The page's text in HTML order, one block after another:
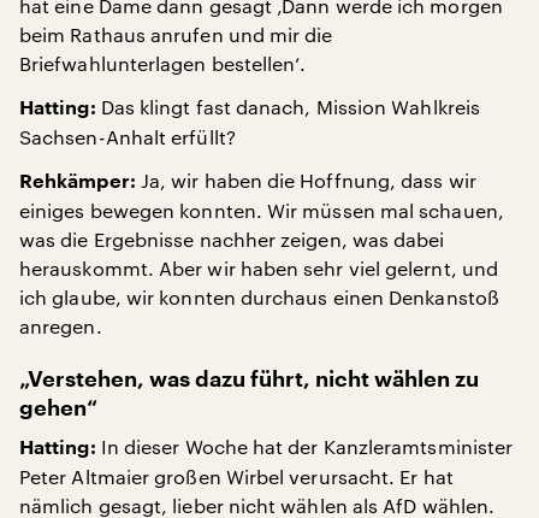
hat eine Dame dann gesagt ‚Dann werde ich morgen
beim Rathaus anrufen und mir die
Briefwahlunterlagen bestellen‘.
Hatting: Das klingt fast danach, Mission Wahlkreis
Sachsen-Anhalt erfüllt?
Rehkämper: Ja, wir haben die Hoffnung, dass wir
einiges bewegen konnten. Wir müssen mal schauen,
was die Ergebnisse nachher zeigen, was dabei
herauskommt. Aber wir haben sehr viel gelernt, und
ich glaube, wir konnten durchaus einen Denkanstoß
anregen.
„Verstehen, was dazu führt, nicht wählen zu
gehen“
Hatting: In dieser Woche hat der Kanzleramtsminister
Peter Altmaier großen Wirbel verursacht. Er hat
nämlich gesagt, lieber nicht wählen als AfD wählen.